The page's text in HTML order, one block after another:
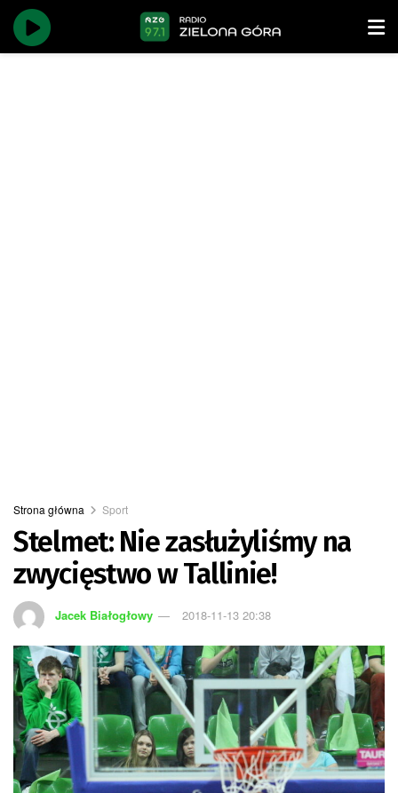
Strona główna Sport
Stelmet: Nie zasłużyliśmy na
zwycięstwo w Tallinie!
Jacek Białogłowy 2018-11-13 20:38